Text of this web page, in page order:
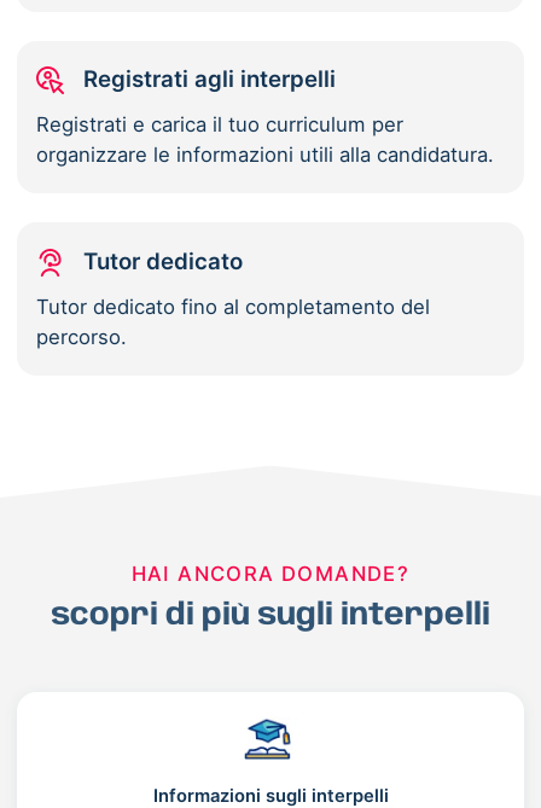
Registrati agli interpelli
Registrati e carica il tuo curriculum per
organizzare le informazioni utili alla candidatura.
Tutor dedicato
Tutor dedicato fino al completamento del
percorso.
HAI ANCORA DOMANDE?
scopri di più sugli interpelli
Informazioni sugli interpelli